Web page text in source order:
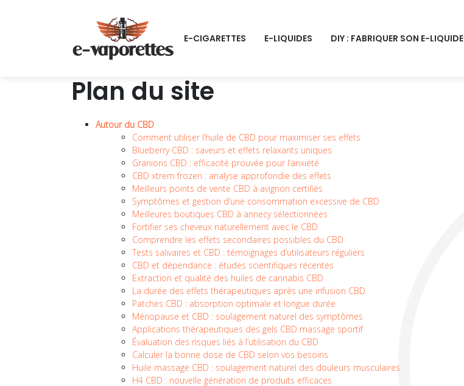
E-CIGARETTES E-LIQUIDES DIY : FABRIQUER SON E-LIQUIDE
Plan du site
Autour du CBD
Comment utiliser l’huile de CBD pour maximiser ses effets
Blueberry CBD : saveurs et effets relaxants uniques
Granions CBD : efficacité prouvée pour l’anxiété
CBD xtrem frozen : analyse approfondie des effets
Meilleurs points de vente CBD à avignon certifiés
Symptômes et gestion d’une consommation excessive de CBD
Meilleures boutiques CBD à annecy sélectionnées
Fortifier ses cheveux naturellement avec le CBD
Comprendre les effets secondaires possibles du CBD
Tests salivaires et CBD : témoignages d’utilisateurs réguliers
CBD et dépendance : études scientifiques récentes
Extraction et qualité des huiles de cannabis CBD
La durée des effets thérapeutiques après une infusion CBD
Patches CBD : absorption optimale et longue durée
Ménopause et CBD : soulagement naturel des symptômes
Applications thérapeutiques des gels CBD massage sportif
Évaluation des risques liés à l’utilisation du CBD
Calculer la bonne dose de CBD selon vos besoins
Huile massage CBD : soulagement naturel des douleurs musculaires
H4 CBD : nouvelle génération de produits efficaces